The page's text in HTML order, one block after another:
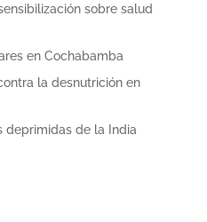
sobre salud
en Cochabamba
la desnutrición en
deprimidas de la India